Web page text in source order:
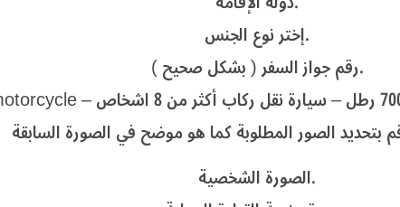
إختر نوع الجنس.
رقم جواز السفر ( بشكل صحيح ).
الصورة الشخصية.